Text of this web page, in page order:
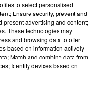
du Zonta Club
25
mondiale de
to select personalised
Ensure security, prevent and
present advertising and content;
These technologies may
and browsing data to offer
based on information actively
Match and combine data from
Identify devices based on